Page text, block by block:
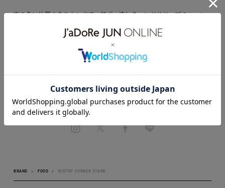
街の角に位置するスタンドで一杯ずつ淹れるハンドドリップのコーヒ
イートインスペースを併設し、ショッピングの合間に一息つける気持
RECRUIT
BRAND FOOD BIOTOP CORNER STAND